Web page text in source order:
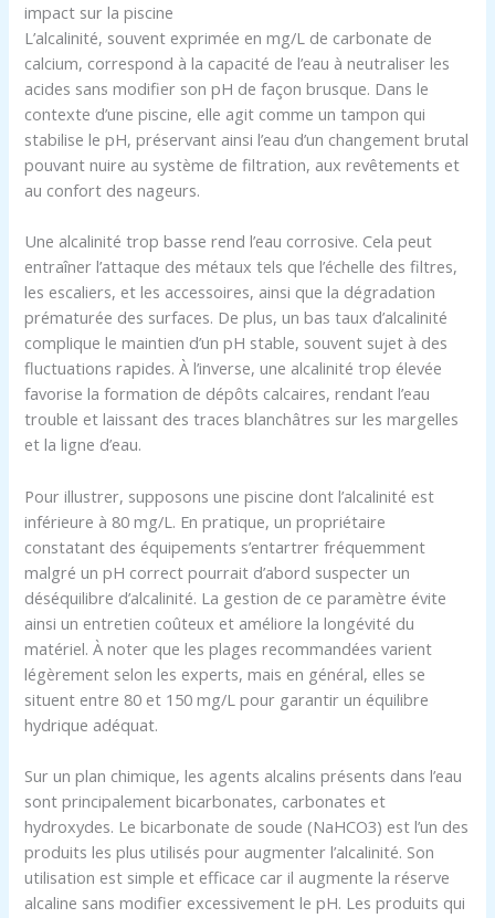
impact sur la piscine
L’alcalinité, souvent exprimée en mg/L de carbonate de
calcium, correspond à la capacité de l’eau à neutraliser les
acides sans modifier son pH de façon brusque. Dans le
contexte d’une piscine, elle agit comme un tampon qui
stabilise le pH, préservant ainsi l’eau d’un changement brutal
pouvant nuire au système de filtration, aux revêtements et
au confort des nageurs.
Une alcalinité trop basse rend l’eau corrosive. Cela peut
entraîner l’attaque des métaux tels que l’échelle des filtres,
les escaliers, et les accessoires, ainsi que la dégradation
prématurée des surfaces. De plus, un bas taux d’alcalinité
complique le maintien d’un pH stable, souvent sujet à des
fluctuations rapides. À l’inverse, une alcalinité trop élevée
favorise la formation de dépôts calcaires, rendant l’eau
trouble et laissant des traces blanchâtres sur les margelles
et la ligne d’eau.
Pour illustrer, supposons une piscine dont l’alcalinité est
inférieure à 80 mg/L. En pratique, un propriétaire
constatant des équipements s’entartrer fréquemment
malgré un pH correct pourrait d’abord suspecter un
déséquilibre d’alcalinité. La gestion de ce paramètre évite
ainsi un entretien coûteux et améliore la longévité du
matériel. À noter que les plages recommandées varient
légèrement selon les experts, mais en général, elles se
situent entre 80 et 150 mg/L pour garantir un équilibre
hydrique adéquat.
Sur un plan chimique, les agents alcalins présents dans l’eau
sont principalement bicarbonates, carbonates et
hydroxydes. Le bicarbonate de soude (NaHCO3) est l’un des
produits les plus utilisés pour augmenter l’alcalinité. Son
utilisation est simple et efficace car il augmente la réserve
alcaline sans modifier excessivement le pH. Les produits qui